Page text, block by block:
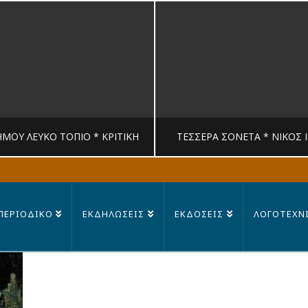
ΛΕΥΚΟ ΤΟΠΙΟ * ΚΡΙΤΙΚΉ
MANDRAGORAS
23 ΙΟΥΛΊΟΥ, 2026
ΤΈΣΣΕΡΑ ΣΟΝΈΤΑ * ΝΊΚΟΣ
ΕΚΔΗΛΩΣΕΙΣ ΕΚΔΟΣΕΙΣ